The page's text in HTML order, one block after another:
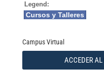
Legend:
Cursos y Talleres
Campus Virtual
ACCEDER